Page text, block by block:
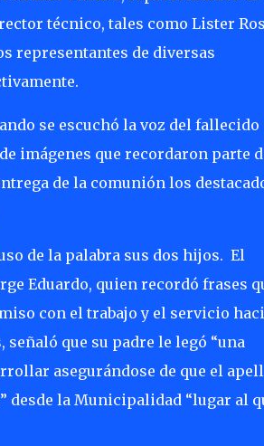
técnico, tales como Lister
representantes de diversas
se escuchó la voz del fallecido
imágenes que recordaron parte
de la comunión los
de la palabra sus dos hijos. El
Eduardo, quien recordó frases
con el trabajo y el servicio
que su padre le legó “una
asegurándose de que el
desde la Municipalidad “lugar al